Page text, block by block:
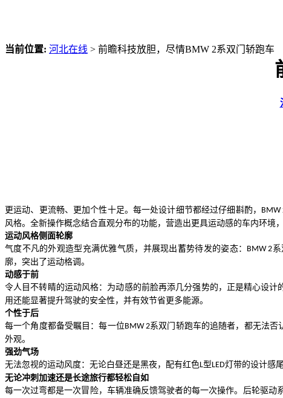
当前位置: 河北在线 > 前瞻科技放胆，尽情BMW 2系双门轿跑车
更运动、更流畅、更加个性十足。每一处设计细节都经过仔细斟酌， BMW
风格。全新操作概念结合直观分布的功能，营造出更具运动感的车内环境
运动风格侧面轮廓
气度不凡的外观造型充满优雅气质，并展现出蓄势待发的姿态：
BMW 2
廓，突出了运动格调。
动感于前
令人目不转睛的运动风格：为动感的前脸再添几分强势的，正是精心设计
用还能显著提升驾驶的安全性，并有效节省更多能源。
个性于后
每一个角度都备受瞩目：每一位 BMW 2系双门轿跑车的追随者，都无法否
外观。
强劲气场
无法忽视的运动风度：无论白昼还是黑夜，配有红色L型 LED灯带的设计感
无论冲刺加速还是长途旅行都轻松自如
每一次过弯都是一次冒险，车辆准确反馈驾驶者的每一次操作。后轮驱